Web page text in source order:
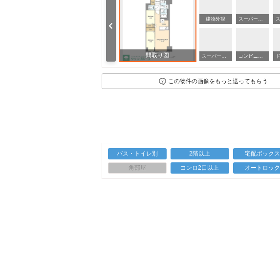
間取り図
建物外観 スーパー シマダヤ（スーパー）まで520m
この物件の画像をもっと送ってもらう
バス・トイレ別 2階以上 宅配ボックス
角部屋 コンロ2口以上 オートロック